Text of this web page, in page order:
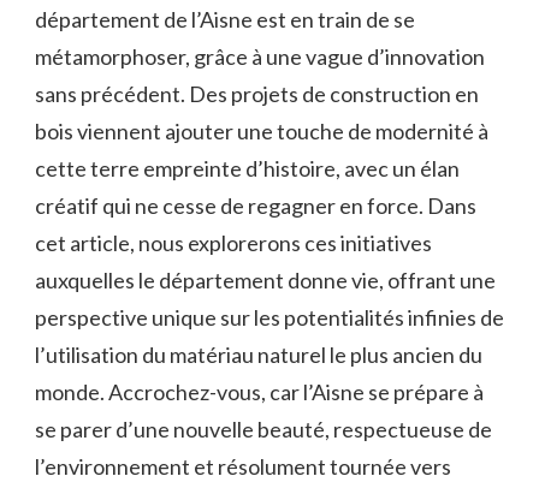
département‌ de l’Aisne est⁣ en train de se
métamorphoser, grâce à une vague d’innovation
sans ⁤précédent. Des projets ⁤de construction ⁤en
bois viennent ajouter une⁤ touche de‍ modernité à
cette ‌terre ‌empreinte d’histoire, avec un élan ​
créatif qui ne cesse de regagner en⁤ force. Dans
cet​ article, nous​ explorerons ces initiatives
auxquelles ‍le département donne vie, ​offrant une
perspective unique sur les⁣ potentialités‌ infinies de
l’utilisation du matériau naturel le plus ancien du
monde. Accrochez-vous, car l’Aisne se prépare à
se‍ parer d’une nouvelle ⁤beauté, respectueuse de
l’environnement ‍et résolument⁣ tournée⁢ vers